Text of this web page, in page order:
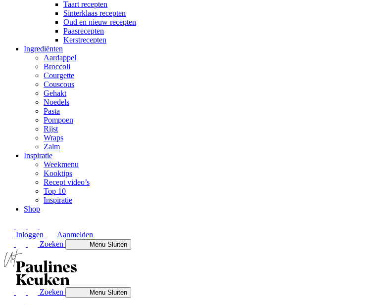
Taart recepten
Sinterklaas recepten
Oud en nieuw recepten
Paasrecepten
Kerstrecepten
Ingrediënten
Aardappel
Broccoli
Courgette
Couscous
Gehakt
Noedels
Pasta
Pompoen
Rijst
Wraps
Zalm
Inspiratie
Weekmenu
Kooktips
Recept video’s
Top 10
Inspiratie
Shop
Inloggen
Aanmelden
Zoeken
MenuSluiten
Zoeken MenuSluiten